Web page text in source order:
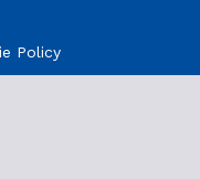
Policy